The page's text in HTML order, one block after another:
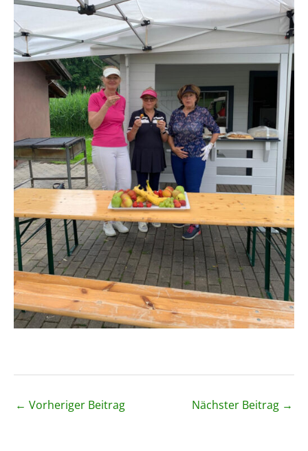
← Vorheriger Beitrag Nächster Beitrag →